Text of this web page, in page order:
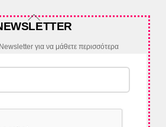
Back
To
για να μάθετε περισσότερα